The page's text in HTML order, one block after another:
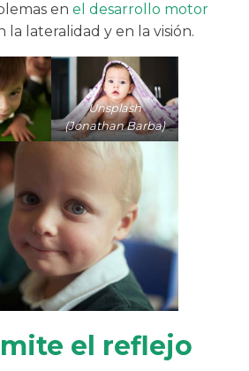
en el desarrollo motor
la lateralidad y en la visión.
Unsplash
(Jonathan Barba)
el reflejo